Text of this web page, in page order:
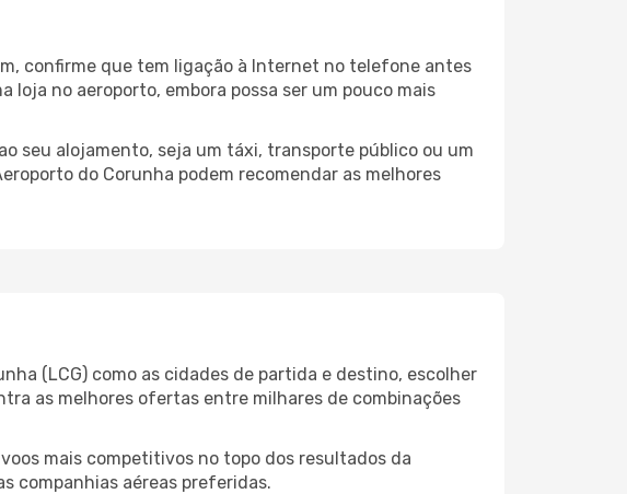
confirme que tem ligação à Internet no telefone antes
loja no aeroporto, embora possa ser um pouco mais
seu alojamento, seja um táxi, transporte público ou um
do Corunha podem recomendar as melhores
(LCG) como as cidades de partida e destino, escolher
as melhores ofertas entre milhares de combinações
mais competitivos no topo dos resultados da
companhias aéreas preferidas.